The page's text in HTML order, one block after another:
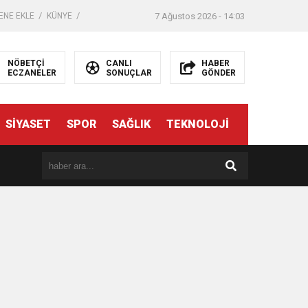
EKLE KÜNYE 7 Ağustos 2026 - 14:03
NÖBETÇİ
ECZANELER
CANLI
SONUÇLAR
HABER
GÖNDER
SİYASET SPOR SAĞLIK TEKNOLOJİ